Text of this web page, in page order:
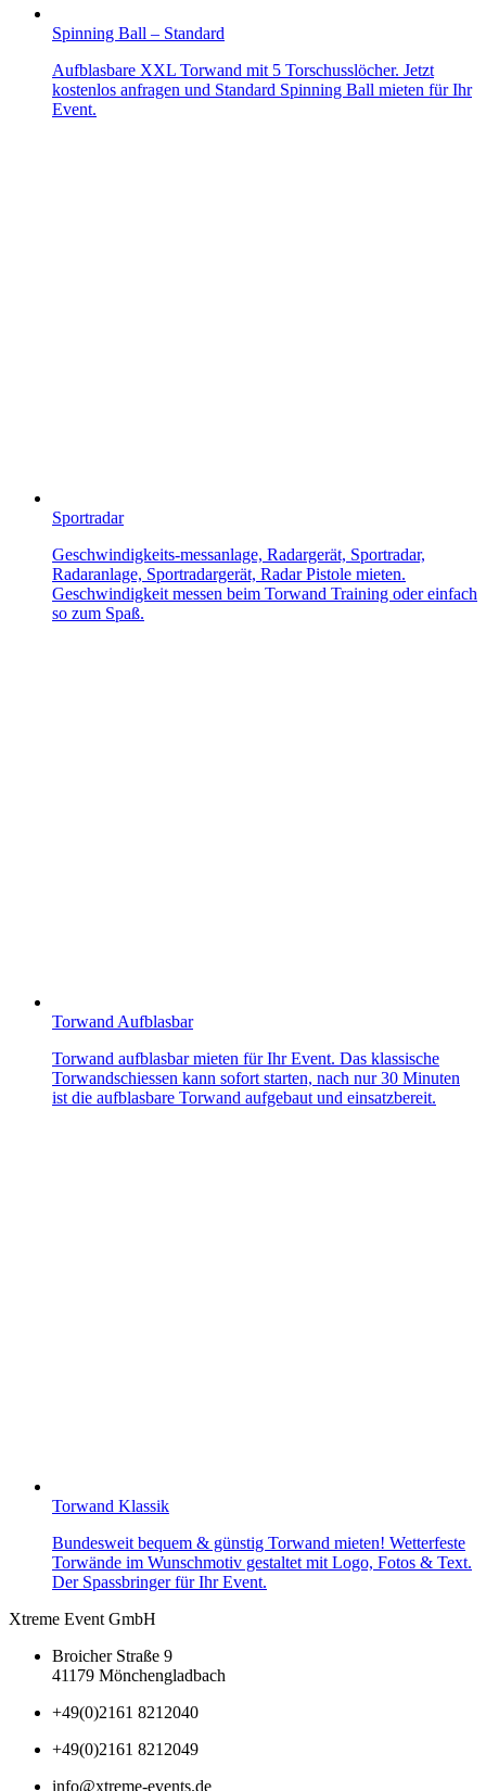
Spinning Ball – Standard
Aufblasbare XXL Torwand mit 5 Torschusslöcher. Jetzt
kostenlos anfragen und Standard Spinning Ball mieten für Ihr
Event.
Sportradar
Geschwindigkeits-messanlage, Radargerät, Sportradar,
Radaranlage, Sportradargerät, Radar Pistole mieten.
Geschwindigkeit messen beim Torwand Training oder einfach
so zum Spaß.
Torwand Aufblasbar
Torwand aufblasbar mieten für Ihr Event. Das klassische
Torwandschiessen kann sofort starten, nach nur 30 Minuten
ist die aufblasbare Torwand aufgebaut und einsatzbereit.
Torwand Klassik
Bundesweit bequem & günstig Torwand mieten! Wetterfeste
Torwände im Wunschmotiv gestaltet mit Logo, Fotos & Text.
Der Spassbringer für Ihr Event.
Xtreme Event GmbH
Broicher Straße 9
41179 Mönchengladbach
+49(0)2161 8212040
+49(0)2161 8212049
info@xtreme-events.de